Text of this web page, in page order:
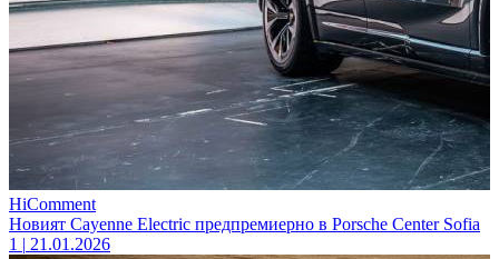
HiComment
Новият Cayenne Electric предпремиерно в Porsche Center Sofia
1 | 21.01.2026